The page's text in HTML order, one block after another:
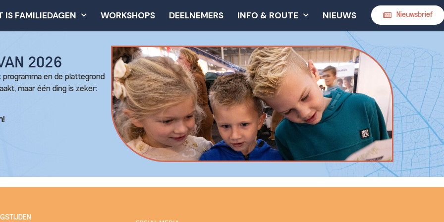
IS FAMILIEDAGEN WORKSHOPS DEELNEMERS INFO & ROUTE NIEUWS Nieuwsbrief
2026
en de plattegrond
maar één ding is zeker: